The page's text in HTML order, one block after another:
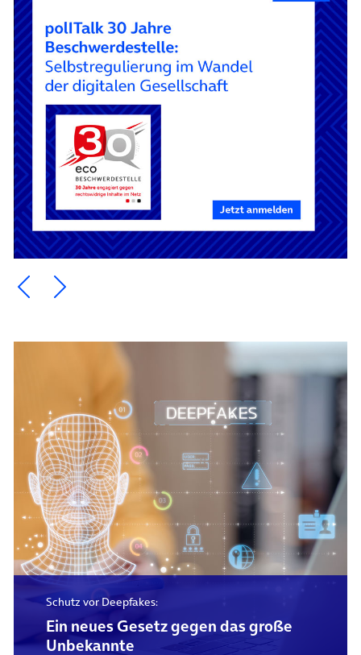
Ein Element zurück blättern
Ein Element weiter blättern
Schutz vor Deepfakes:
Ein neues Gesetz gegen das große
Unbekannte